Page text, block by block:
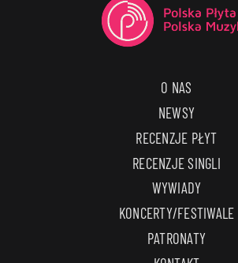
O NAS
NEWSY
RECENZJE PŁYT
RECENZJE SINGLI
WYWIADY
KONCERTY/FESTIWALE
PATRONATY